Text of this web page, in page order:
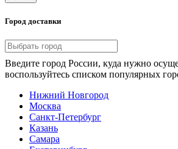
Город доставки
Введите город России, куда нужно
воспользуйтесь списком популярных
Нижний Новгород
Москва
Санкт-Петербург
Казань
Самара